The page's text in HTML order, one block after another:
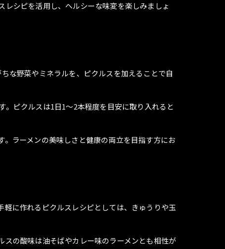
シピを活用し、ヘルシーな味変を楽しみましょ
な野菜やミネラルを、ピクルスを加えることで自
ピクルスは1日1～2本程度を目安に取り入れると
ラーメンの美味しさと健康の両立を目指す方にお
に作れるピクルスレシピとしては、きゅうりや玉
の酸味は油そばやカレー味のラーメンとも相性が